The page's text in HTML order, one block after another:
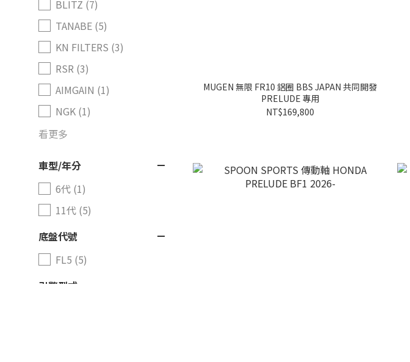
BLITZ (7)
TANABE (5)
KN FILTERS (3)
RSR (3)
AIMGAIN (1)
NGK (1)
看更多
車型/年分
6代 (1)
11代 (5)
底盤代號
FL5 (5)
引擎型式
MUGEN 無限 FR10 鋁圈 BBS JAPAN 共同開發
PRELUDE 專用
NT$169,800